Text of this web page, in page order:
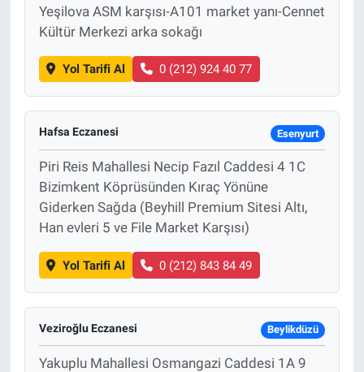
Yeşilova ASM karşısı-A101 market yanı-Cennet
Kültür Merkezi arka sokağı
Yol Tarifi Al 0 (212) 924 40 77
Hafsa Eczanesi Esenyurt
Piri Reis Mahallesi Necip Fazıl Caddesi 4 1C
Bizimkent Köprüsünden Kıraç Yönüne
Giderken Sağda (Beyhill Premium Sitesi Altı,
Han evleri 5 ve File Market Karşısı)
Yol Tarifi Al 0 (212) 843 84 49
Veziroğlu Eczanesi Beylikdüzü
Yakuplu Mahallesi Osmangazi Caddesi 1A 9